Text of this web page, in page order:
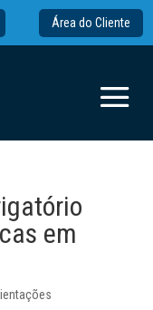
Área do Cliente
em